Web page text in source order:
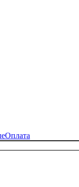
Оплата